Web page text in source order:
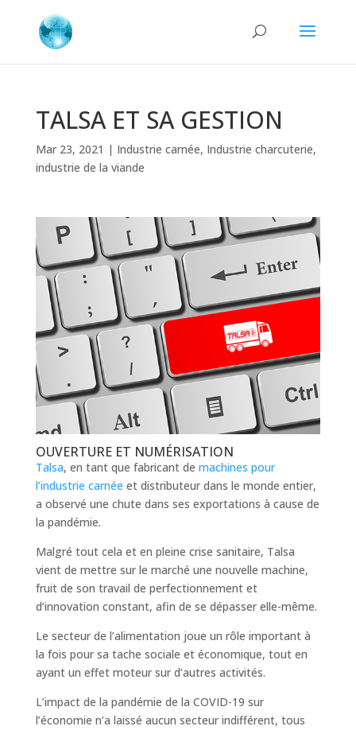
TALSA ET SA GESTION
Mar 23, 2021 | Industrie carnée, Industrie charcuterie,
industrie de la viande
OUVERTURE ET NUMÉRISATION
Talsa, en tant que fabricant de machines pour
l’industrie carnée et distributeur dans le monde entier,
a observé une chute dans ses exportations à cause de
la pandémie.
Malgré tout cela et en pleine crise sanitaire, Talsa
vient de mettre sur le marché une nouvelle machine,
fruit de son travail de perfectionnement et
d’innovation constant, afin de se dépasser elle-même.
Le secteur de l’alimentation joue un rôle important à
la fois pour sa tache sociale et économique, tout en
ayant un effet moteur sur d’autres activités.
L’impact de la pandémie de la COVID-19 sur
l’économie n’a laissé aucun secteur indifférent, tous